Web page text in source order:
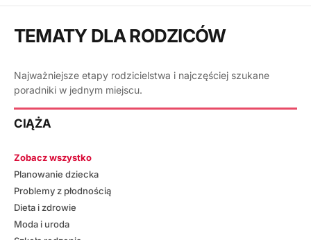
TEMATY DLA RODZICÓW
Najważniejsze etapy rodzicielstwa i najczęściej szukane
poradniki w jednym miejscu.
CIĄŻA
Zobacz wszystko
Planowanie dziecka
Problemy z płodnością
Dieta i zdrowie
Moda i uroda